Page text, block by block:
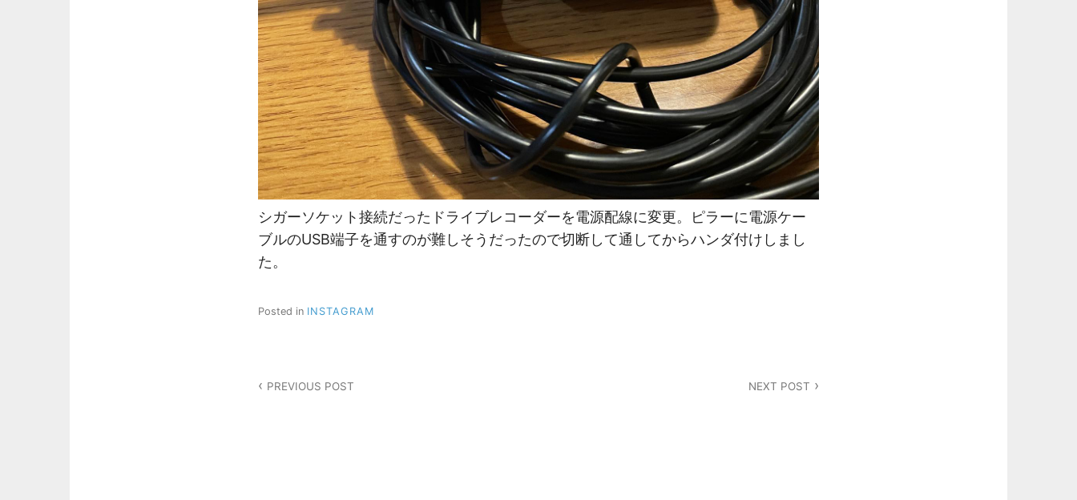
シガーソケット接続だったドライブレコーダーを電源配線に変更。ピラーに電源ケー
ブルのUSB端子を通すのが難しそうだったので切断して通してからハンダ付けしまし
た。
Posted in INSTAGRAM
PREVIOUS POST NEXT POST